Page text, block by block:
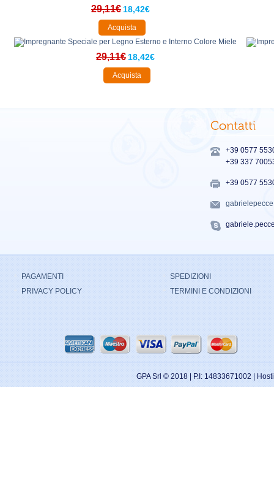
29,11€ 18,42€
Acquista
29,11€ 18,42€
Acquista
+39 0577
+39 337
+39 0577
PAGAMENTI
PRIVACY POLICY
SPEDIZIONI
TERMINI E CONDIZIONI
GPA Srl © 2018 | P.I: 14833671002 |